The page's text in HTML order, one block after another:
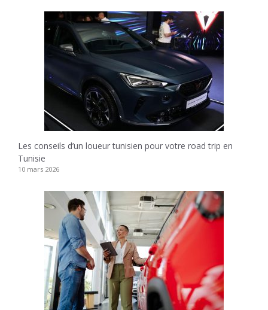
Les conseils d’un loueur tunisien pour votre road trip en
Tunisie
10 mars 2026